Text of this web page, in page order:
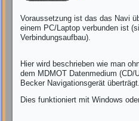
Voraussetzung ist das das Navi
einem PC/Laptop verbunden ist
Verbindungsaufbau).
Hier wird beschrieben wie man
dem MDMOT Datenmedium (CD/
Becker Navigationsgerät überträgt.
Dies funktioniert mit Windows